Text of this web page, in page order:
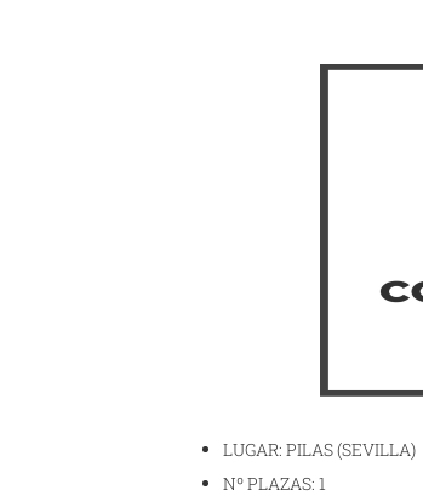
LUGAR: PILAS (SEVILLA)
Nº PLAZAS: 1